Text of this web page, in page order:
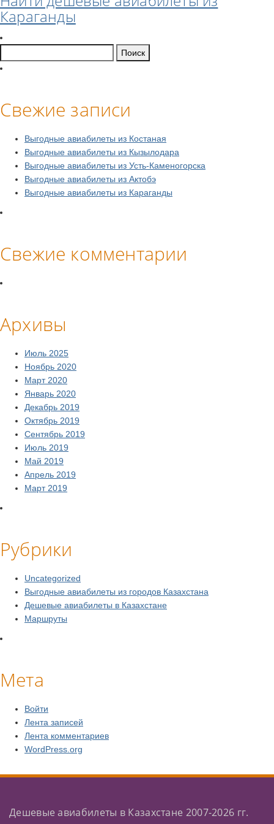
Караганды
Свежие записи
Выгодные авиабилеты из Костаная
Выгодные авиабилеты из Кызылодара
Выгодные авиабилеты из Усть-Каменогорска
Выгодные авиабилеты из Актобэ
Выгодные авиабилеты из Караганды
Свежие комментарии
Архивы
Июль 2025
Ноябрь 2020
Март 2020
Январь 2020
Декабрь 2019
Октябрь 2019
Сентябрь 2019
Июль 2019
Май 2019
Апрель 2019
Март 2019
Рубрики
Uncategorized
Выгодные авиабилеты из городов Казахстана
Дешевые авиабилеты в Казахстане
Маршруты
Мета
Войти
Лента записей
Лента комментариев
WordPress.org
Дешевые авиабилеты в Казахстане 2007-2026 гг.